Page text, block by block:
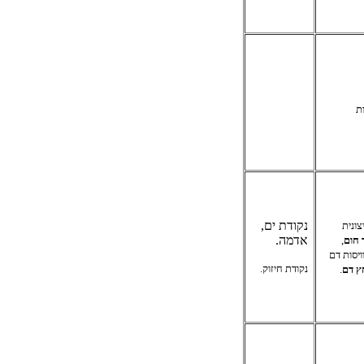
חום
דם
דם
נקודת ים,
אדמה.
נקודת חיזוק.